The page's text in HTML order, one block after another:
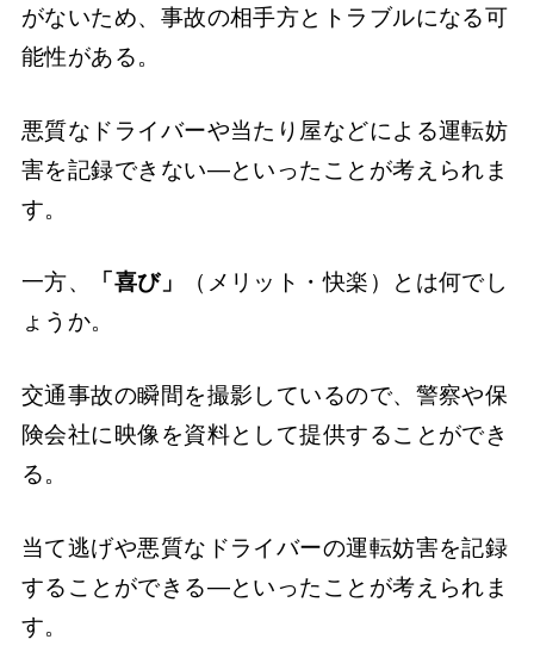
がないため、事故の相手方とトラブルになる可
能性がある。
悪質なドライバーや当たり屋などによる運転妨
害を記録できない―といったことが考えられま
す。
一方、 「喜び」
（メリット・快楽）とは何でし
ょうか。
交通事故の瞬間を撮影しているので、警察や保
険会社に映像を資料として提供することができ
る。
当て逃げや悪質なドライバーの運転妨害を記録
することができる―といったことが考えられま
す。